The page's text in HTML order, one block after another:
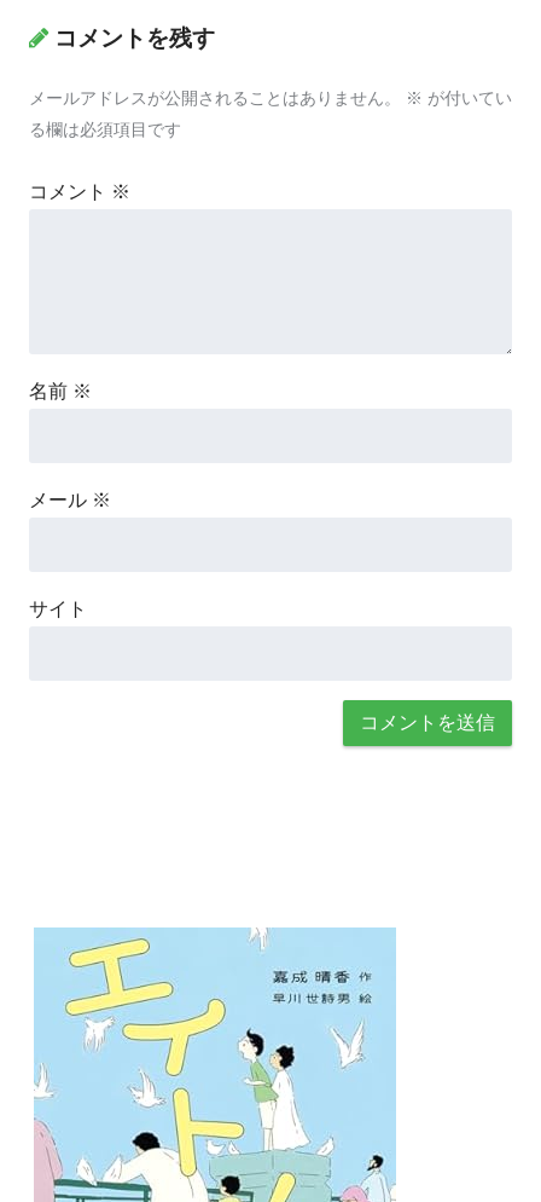
コメントを残す
メールアドレスが公開されることはありません。 ※ が付いてい
る欄は必須項目です
コメント ※
名前 ※
メール ※
サイト